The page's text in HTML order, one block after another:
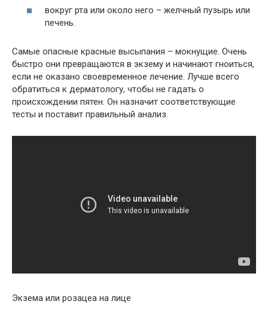
вокруг рта или около него – желчный пузырь или
печень.
Самые опасные красные высыпания – мокнущие. Очень
быстро они превращаются в экзему и начинают гноиться,
если не оказано своевременное лечение. Лучше всего
обратиться к дерматологу, чтобы не гадать о
происхождении пятен. Он назначит соответствующие
тесты и поставит правильный анализ.
Экзема или розацеа на лице